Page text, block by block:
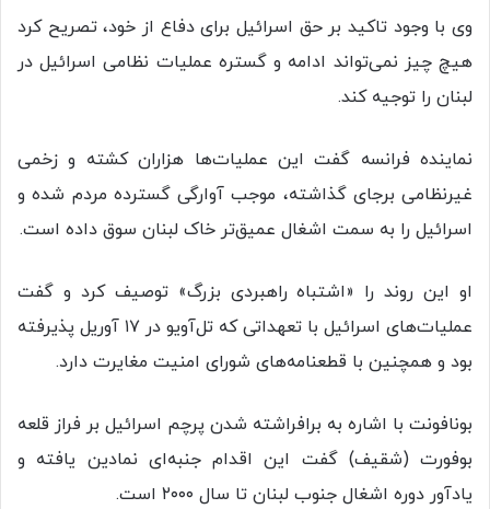
وی با وجود تاکید بر حق اسرائیل برای دفاع از خود، تصریح کرد
هیچ چیز نمی‌تواند ادامه و گستره عملیات نظامی اسرائیل در
لبنان را توجیه کند.
نماینده فرانسه گفت این عملیات‌ها هزاران کشته و زخمی
غیرنظامی برجای گذاشته، موجب آوارگی گسترده مردم شده و
اسرائیل را به سمت اشغال عمیق‌تر خاک لبنان سوق داده است.
او این روند را «اشتباه راهبردی بزرگ» توصیف کرد و گفت
عملیات‌های اسرائیل با تعهداتی که تل‌آویو در ۱۷ آوریل پذیرفته
بود و همچنین با قطعنامه‌های شورای امنیت مغایرت دارد.
بونافونت با اشاره به برافراشته شدن پرچم اسرائیل بر فراز قلعه
بوفورت (شقیف) گفت این اقدام جنبه‌ای نمادین یافته و
یادآور دوره اشغال جنوب لبنان تا سال ۲۰۰۰ است.